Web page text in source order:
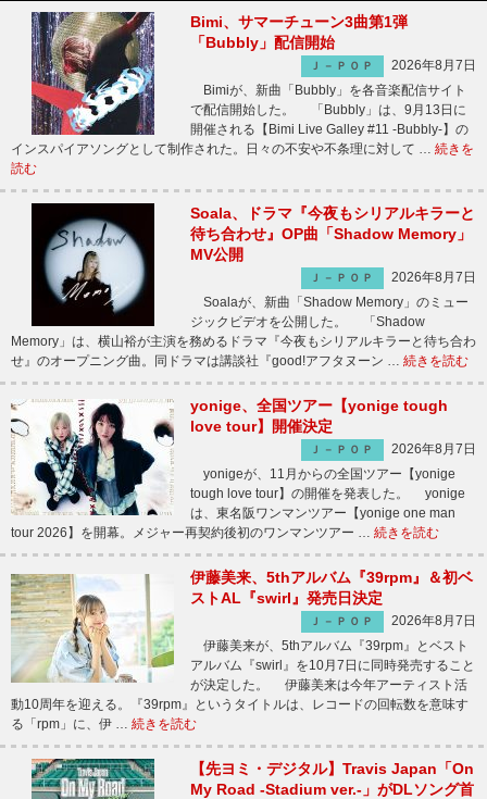
Bimi、サマーチューン3曲第1弾
「Bubbly」配信開始
Ｊ－ＰＯＰ
2026年8月7日
Bimiが、新曲「Bubbly」を各音楽配信サイト
で配信開始した。 「Bubbly」は、9月13日に
開催される【Bimi Live Galley #11 -Bubbly-】の
インスパイアソングとして制作された。日々の不安や不条理に対して … 続きを
読む
Soala、ドラマ『今夜もシリアルキラーと
待ち合わせ』OP曲「Shadow Memory」
MV公開
Ｊ－ＰＯＰ
2026年8月7日
Soalaが、新曲「Shadow Memory」のミュー
ジックビデオを公開した。 「Shadow
Memory」は、横山裕が主演を務めるドラマ『今夜もシリアルキラーと待ち合わ
せ』のオープニング曲。同ドラマは講談社『good!アフタヌーン … 続きを読む
yonige、全国ツアー【yonige tough
love tour】開催決定
Ｊ－ＰＯＰ
2026年8月7日
yonigeが、11月からの全国ツアー【yonige
tough love tour】の開催を発表した。 yonige
は、東名阪ワンマンツアー【yonige one man
tour 2026】を開幕。メジャー再契約後初のワンマンツアー … 続きを読む
伊藤美来、5thアルバム『39rpm』＆初ベ
ストAL『swirl』発売日決定
Ｊ－ＰＯＰ
2026年8月7日
伊藤美来が、5thアルバム『39rpm』とベスト
アルバム『swirl』を10月7日に同時発売すること
が決定した。 伊藤美来は今年アーティスト活
動10周年を迎える。『39rpm』というタイトルは、レコードの回転数を意味す
る「rpm」に、伊 … 続きを読む
【先ヨミ・デジタル】Travis Japan「On
My Road -Stadium ver.-」がDLソング首